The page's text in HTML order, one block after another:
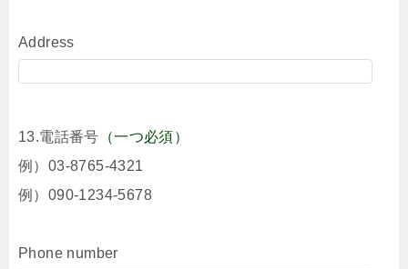
Address
13.電話番号 （一つ必須）
例）03-8765-4321
例）090-1234-5678
Phone number